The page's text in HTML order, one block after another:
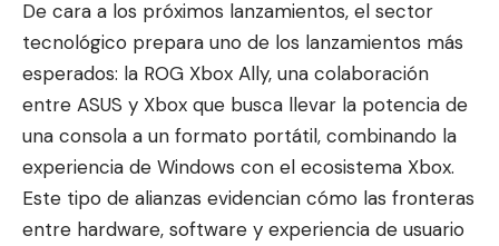
De cara a los próximos lanzamientos, el sector
tecnológico prepara uno de los lanzamientos más
esperados: la ROG Xbox Ally, una colaboración
entre ASUS y Xbox que busca llevar la potencia de
una consola a un formato portátil, combinando la
experiencia de Windows con el ecosistema Xbox.
Este tipo de alianzas evidencian cómo las fronteras
entre hardware, software y experiencia de usuario